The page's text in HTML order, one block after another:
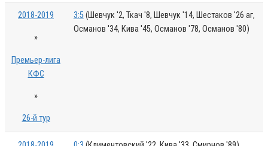
2018-2019
»
Премьер-лига
КФС
»
26-й тур
3:5(Шевчук '2, Ткач '8, Шевчук '14, Шестаков '26 аг,
Османов '34, Кива '45, Османов '78, Османов '80)